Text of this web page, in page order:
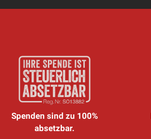
Spenden sind zu 100%
absetzbar.